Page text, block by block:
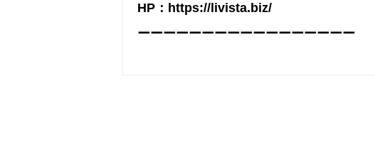
HP：https://livista.biz/
ーーーーーーーーーーーーーーーーー